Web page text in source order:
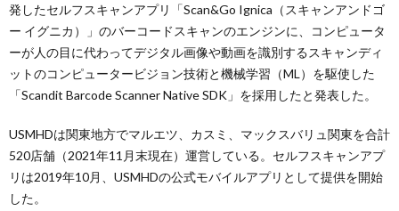
発したセルフスキャンアプリ「Scan&Go Ignica（スキャンアンドゴ
ー イグニカ）」のバーコードスキャンのエンジンに、コンピュータ
ーが人の目に代わってデジタル画像や動画を識別するスキャンディ
ットのコンピュータービジョン技術と機械学習（ML）を駆使した
「Scandit Barcode Scanner Native SDK」を採用したと発表した。
USMHDは関東地方でマルエツ、カスミ、マックスバリュ関東を合計
520店舗（2021年11月末現在）運営している。セルフスキャンアプ
リは2019年10月、USMHDの公式モバイルアプリとして提供を開始
した。